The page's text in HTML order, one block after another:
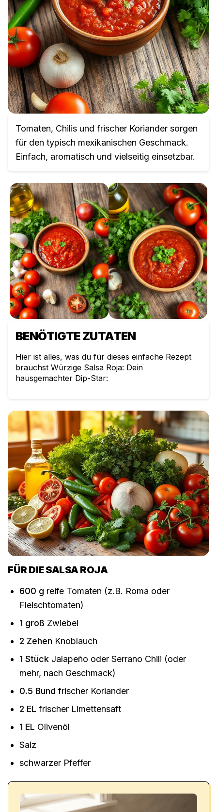
Tomaten, Chilis und frischer Koriander sorgen
für den typisch mexikanischen Geschmack.
Einfach, aromatisch und vielseitig einsetzbar.
BENÖTIGTE ZUTATEN
Hier ist alles, was du für dieses einfache Rezept
brauchst Würzige Salsa Roja: Dein
hausgemachter Dip-Star:
FÜR DIE SALSA ROJA
600 g reife Tomaten (z.B. Roma oder
Fleischtomaten)
1 groß Zwiebel
2 Zehen Knoblauch
1 Stück Jalapeño oder Serrano Chili (oder
mehr, nach Geschmack)
0.5 Bund frischer Koriander
2 EL frischer Limettensaft
1 EL Olivenöl
Salz
schwarzer Pfeffer